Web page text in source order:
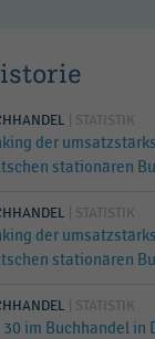
| STATISTIK
der
stationären
| STATISTIK
der
stationären
| STATISTIK
30 im Buchhandel in